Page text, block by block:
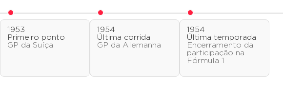
1953
Primeiro ponto
GP da Suíça
1954
Última corrida
GP da Alemanha
1954
Última temporada
Encerramento da
participação na
Fórmula 1